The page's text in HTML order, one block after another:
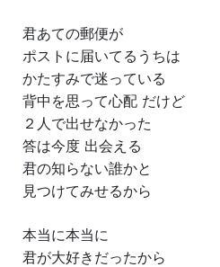
君あての郵便が
ポストに届いてるうちは
かたすみで迷っている
背中を思って心配 だけど
２人で出せなかった
答は今度 出会える
君の知らない誰かと
見つけてみせるから
本当に本当に
君が大好きだったから